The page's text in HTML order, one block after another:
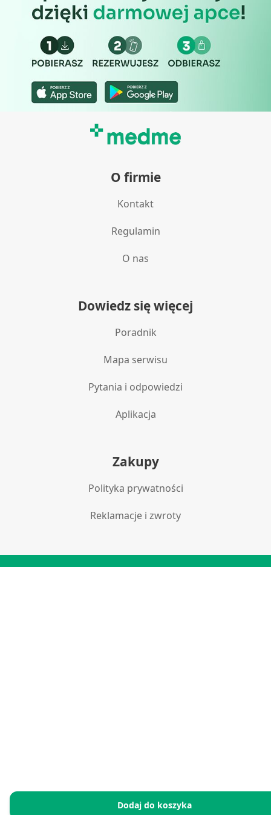
Dodaj do koszyka
O firmie
Kontakt
Regulamin
O nas
Dowiedz się więcej
Poradnik
Mapa serwisu
Pytania i odpowiedzi
Aplikacja
Zakupy
Polityka prywatności
Reklamacje i zwroty
Rozumienie odbiorców dzięki statystyce lub
Rozwój i ulepszanie usług
Wykorzystywanie ograniczonych danych do
wyboru treści
Użycie dokładnych danych geolokalizacyjnych
Wydajność (Performance)